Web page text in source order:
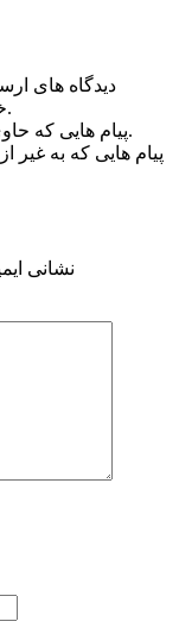
دیدگاه های
خبرگزاری الف در وب منتشر خواهد شد.
پیام هایی که حاوی تهمت یا افترا باشد منتشر نخواهد شد.
پیام هایی که به غیر
نشانی